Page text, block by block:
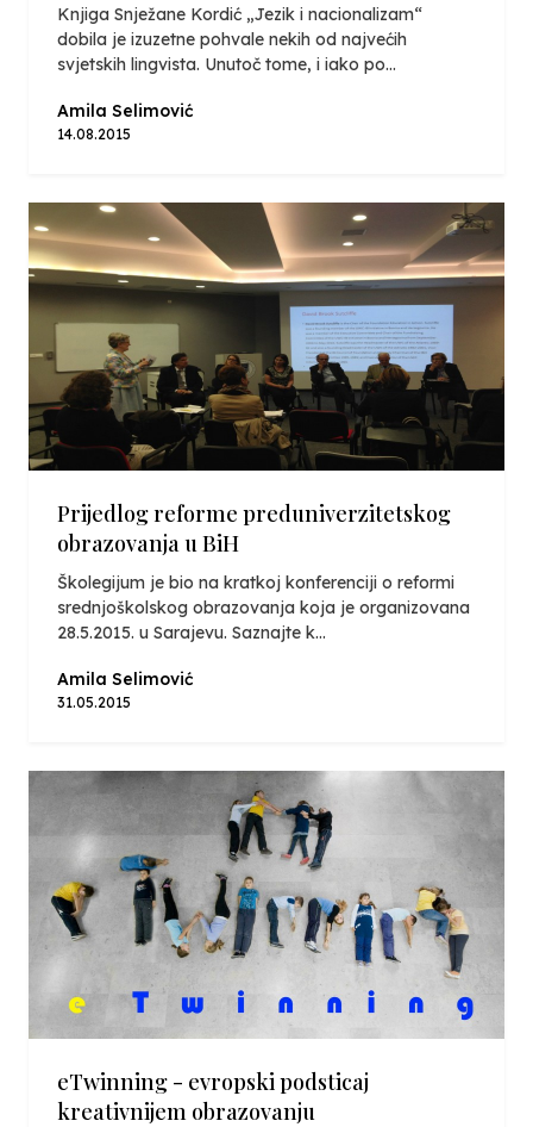
Knjiga Snježane Kordić „Jezik i nacionalizam“
dobila je izuzetne pohvale nekih od najvećih
svjetskih lingvista. Unutoč tome, i iako po...
Amila Selimović
14.08.2015
Prijedlog reforme preduniverzitetskog
obrazovanja u BiH
Školegijum je bio na kratkoj konferenciji o reformi
srednjoškolskog obrazovanja koja je organizovana
28.5.2015. u Sarajevu. Saznajte k...
Amila Selimović
31.05.2015
eTwinning - evropski podsticaj
kreativnijem obrazovanju